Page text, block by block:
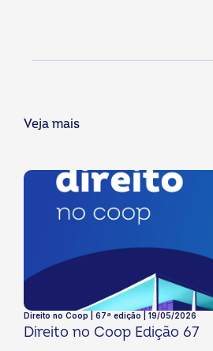
Veja mais
Direito no Coop | 67ª edição | 19/05/2026
Direito no Coop Edição 67